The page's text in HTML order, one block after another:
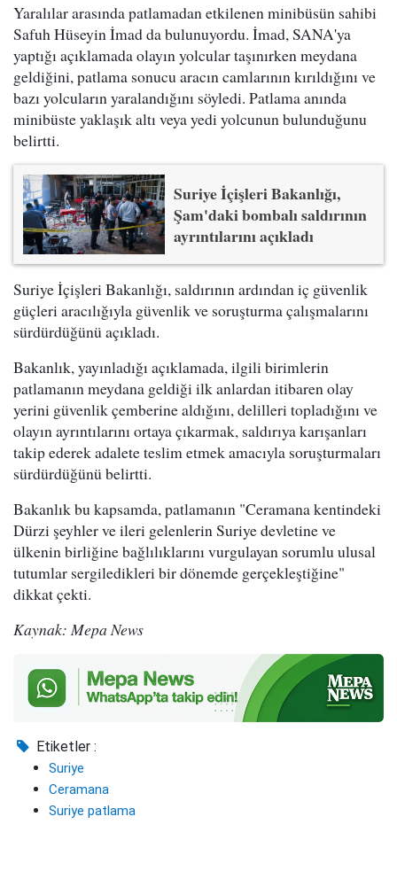
Yaralılar arasında patlamadan etkilenen minibüsün sahibi
Safuh Hüseyin İmad da bulunuyordu. İmad, SANA'ya
yaptığı açıklamada olayın yolcular taşınırken meydana
geldiğini, patlama sonucu aracın camlarının kırıldığını ve
bazı yolcuların yaralandığını söyledi. Patlama anında
minibüste yaklaşık altı veya yedi yolcunun bulunduğunu
belirtti.
Suriye İçişleri Bakanlığı,
Şam'daki bombalı saldırının
ayrıntılarını açıkladı
Suriye İçişleri Bakanlığı, saldırının ardından iç güvenlik
güçleri aracılığıyla güvenlik ve soruşturma çalışmalarını
sürdürdüğünü açıkladı.
Bakanlık, yayınladığı açıklamada, ilgili birimlerin
patlamanın meydana geldiği ilk anlardan itibaren olay
yerini güvenlik çemberine aldığını, delilleri topladığını ve
olayın ayrıntılarını ortaya çıkarmak, saldırıya karışanları
takip ederek adalete teslim etmek amacıyla soruşturmaları
sürdürdüğünü belirtti.
Bakanlık bu kapsamda, patlamanın "Ceramana kentindeki
Dürzi şeyhler ve ileri gelenlerin Suriye devletine ve
ülkenin birliğine bağlılıklarını vurgulayan sorumlu ulusal
tutumlar sergiledikleri bir dönemde gerçekleştiğine"
dikkat çekti.
Kaynak: Mepa News
Etiketler :
Suriye
Ceramana
Suriye patlama